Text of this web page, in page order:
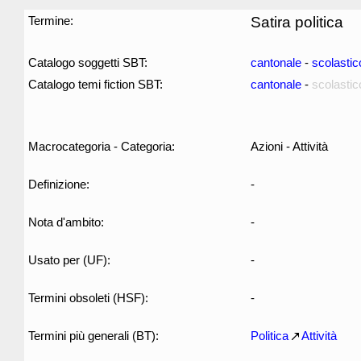
Termine: Satira politica
Catalogo soggetti SBT: cantonale -
Catalogo temi fiction SBT:
cantonale -
Macrocategoria - Categoria: Azioni - Attività
Definizione: -
Nota d'ambito: -
Usato per (UF): -
Termini obsoleti (HSF): -
Termini più generali (BT): Politica Attività